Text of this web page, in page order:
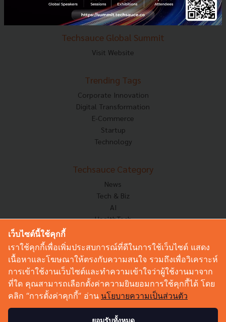
ส่งบทความ
Techsauce Global Summit
Visit Website
Trending Tags
Corporate Innovation
Digital Transformation
E-Commerce
Startup
Technology
Techsauce Category
News
Tech & Biz
AI
HealthTech
Corp Innov
Saucy Thoughts
Sustainable
Videos
Podcast
เว็บไซต์นี้ใช้คุกกี้
เราใช้คุกกี้เพื่อเพิ่มประสบการณ์ที่ดีในการใช้เว็บไซต์ แสดง
เนื้อหาและโฆษณาให้ตรงกับความสนใจ รวมถึงเพื่อวิเคราะห์
การเข้าใช้งานเว็บไซต์และทำความเข้าใจว่าผู้ใช้งานมาจาก
ที่ใด คุณสามารถเลือกตั้งค่าความยินยอมการใช้คุกกี้ได้ โดย
คลิก “การตั้งค่าคุกกี้” อ่าน นโยบายความเป็นส่วนตัว
ยอมรับทั้งหมด